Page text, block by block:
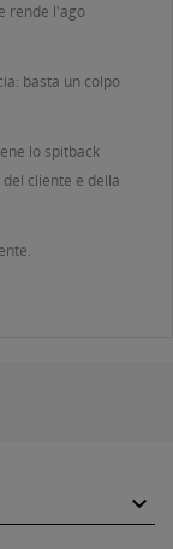
rende l'ago
basta un colpo
lo spitback
cliente e della
